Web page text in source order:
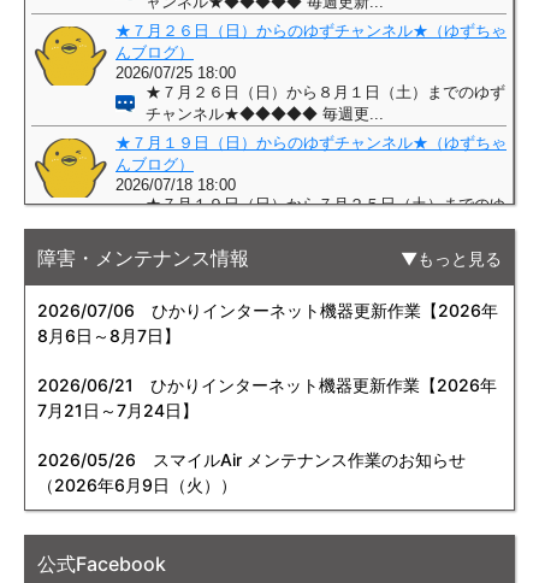
障害・メンテナンス情報 もっと見る
2026/07/06 ひかりインターネット機器更新作業【2026年
8月6日～8月7日】
2026/06/21
ひかりインターネット機器更新作業【2026年
7月21日～7月24日】
2026/05/26 スマイルAir メンテナンス作業のお知らせ
（2026年6月9日（火））
公式Facebook